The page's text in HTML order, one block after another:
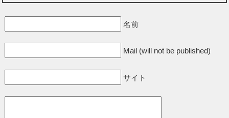
名前
Mail (will not be published)
サイト